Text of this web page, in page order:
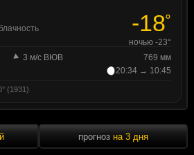
-18°
ночью -23°
3 м/с ВЮВ
769 мм
20:34 → 10:45
(1931)
прогноз на 3 дня